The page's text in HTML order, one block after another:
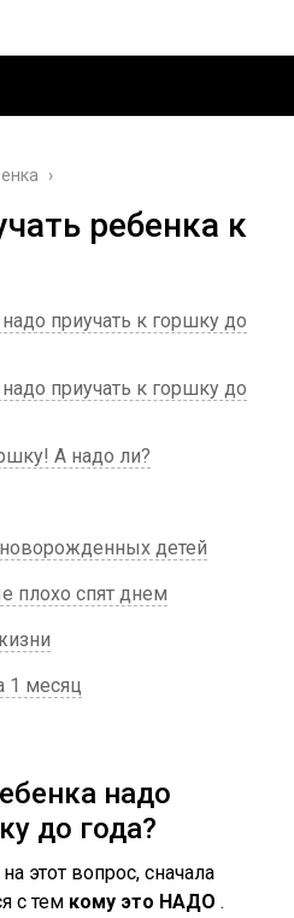
›
ребенка к
приучать к горшку до
приучать к горшку до
А надо ли?
детей
плохо спят днем
1 месяц
надо
до года?
этот вопрос, сначала
с тем кому это НАДО .